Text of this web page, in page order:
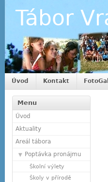
Tábor
Úvod Kontakt
Menu
Úvod
Aktuality
Areál tábora
Poptávka pronájmu
Školní výlety
Školy v přírodě